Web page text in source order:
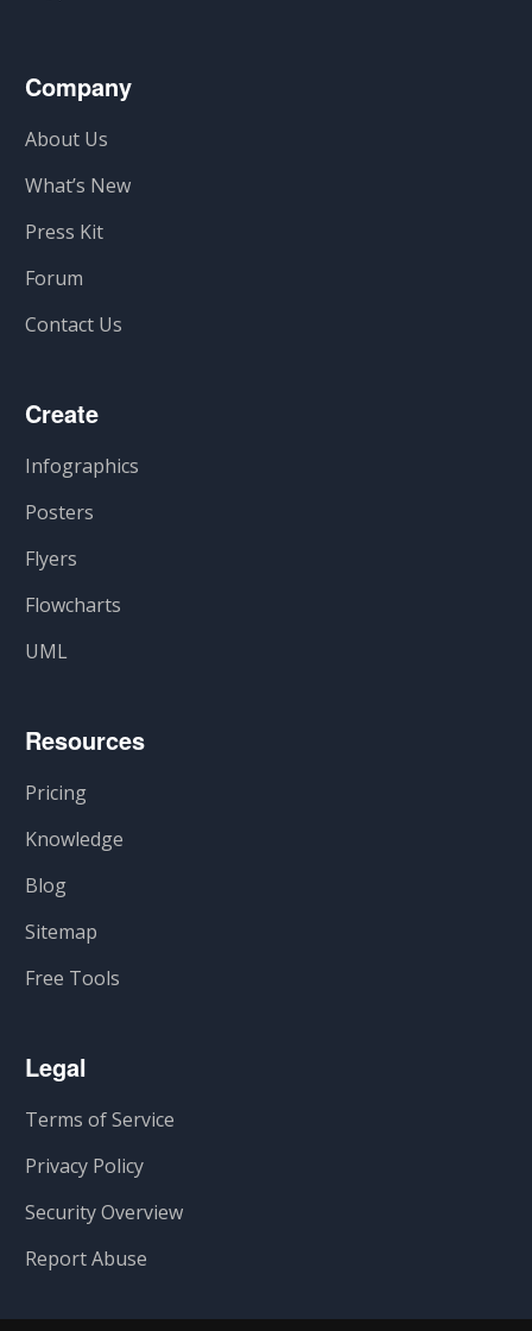
Company
About Us
What’s New
Press Kit
Forum
Contact Us
Create
Infographics
Posters
Flyers
Flowcharts
UML
Resources
Pricing
Knowledge
Blog
Sitemap
Free Tools
Legal
Terms of Service
Privacy Policy
Security Overview
Report Abuse